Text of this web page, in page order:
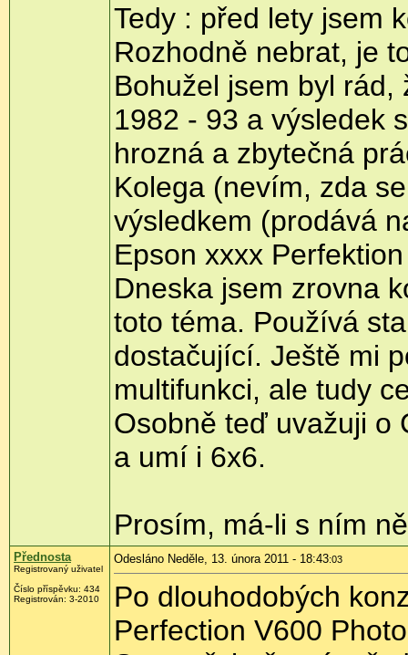
Tedy : před lety jsem
Rozhodně nebrat, je
Bohužel jsem byl
1982 - 93 a výsledek
hrozná a zbytečná
Kolega (nevím, zda
výsledkem (prodává
Epson xxxx
Dneska jsem zrovna
toto téma. Používá
dostačující. Ještě mi
multifunkci, ale tudy
Osobně teď uvažuji o
a umí i 6x6.
Prosím, má-li s ním
Přednosta
Registrovaný uživatel
Číslo příspěvku: 434
Registrován: 3-2010
Odesláno Neděle, 13. února 2011 - 18:43:03
Po dlouhodobých
Perfection V600